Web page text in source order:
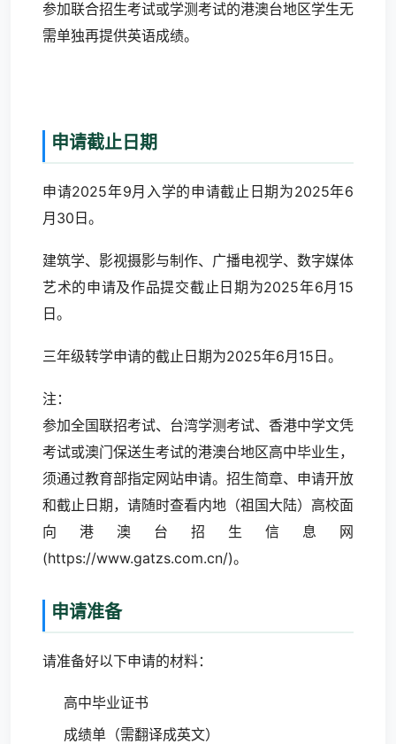
参加联合招生考试或学测考试的港澳台地区学生无
需单独再提供英语成绩。
申请截止日期
申请2025年9月入学的申请截止日期为2025年6
月30日。
建筑学、影视摄影与制作、广播电视学、数字媒体
艺术的申请及作品提交截止日期为2025年6月15
日。
三年级转学申请的截止日期为2025年6月15日。
注：
参加全国联招考试、台湾学测考试、香港中学文凭
考试或澳门保送生考试的港澳台地区高中毕业生，
须通过教育部指定网站申请。招生简章、申请开放
和截止日期，请随时查看内地（祖国大陆）高校面
向港澳台招生信息网
(https://www.gatzs.com.cn/)。
申请准备
请准备好以下申请的材料：
高中毕业证书
成绩单（需翻译成英文）